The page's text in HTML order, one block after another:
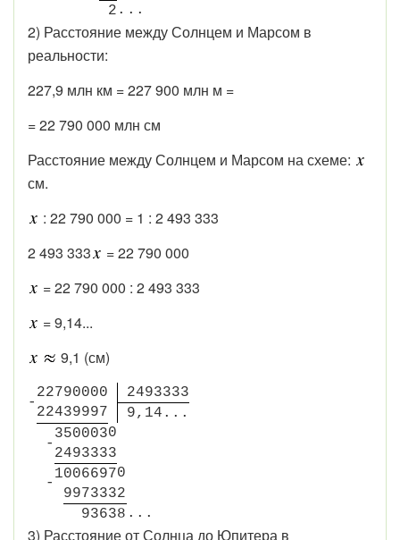
2 . . .
2) Расстояние между Солнцем и Марсом в
реальности:
227,9 млн км = 227 900 млн м =
= 22 790 000 млн см
Расстояние между Солнцем и Марсом на схеме:
см.
: 22 790 000 = 1 : 2 493 333
2 493 333
= 22 790 000
= 22 790 000 : 2 493 333
= 9,14...
9,1 (см)
-
22790000 2493333
22439997 9, 14 . . .
-
3500030
2493333
-
10066970
9973332
93638 . . .
3) Расстояние от Солнца до Юпитера в